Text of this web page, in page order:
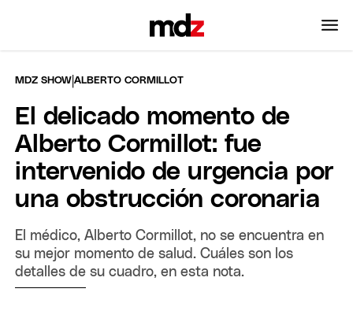
MDZ SHOW |ALBERTO CORMILLOT
El delicado momento de
Alberto Cormillot: fue
intervenido de urgencia por
una obstrucción coronaria
El médico, Alberto Cormillot, no se encuentra en
su mejor momento de salud. Cuáles son los
detalles de su cuadro, en esta nota.